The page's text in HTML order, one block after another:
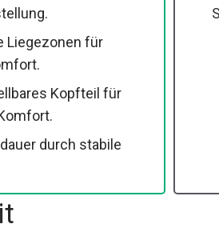
Liegezonen für
Kopfteil für
durch stabile